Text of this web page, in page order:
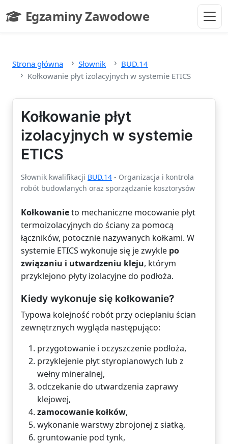
Egzaminy Zawodowe
- strona główna
Strona główna Słownik
BUD.14
Kołkowanie płyt izolacyjnych w systemie ETICS
Kołkowanie płyt
izolacyjnych w systemie
ETICS
Słownik kwalifikacji BUD.14 - Organizacja i kontrola
robót budowlanych oraz sporządzanie kosztorysów
Kołkowanieto mechaniczne mocowanie płyt
termoizolacyjnych do ściany za pomocą
łączników, potocznie nazywanych kołkami. W
systemie ETICS wykonuje się je zwykle po
związaniu i utwardzeniu kleju, którym
przyklejono płyty izolacyjne do podłoża.
Kiedy wykonuje się kołkowanie?
Typowa kolejność robót przy ocieplaniu ścian
zewnętrznych wygląda następująco:
przygotowanie i oczyszczenie podłoża,
przyklejenie płyt styropianowych lub z
wełny mineralnej,
odczekanie do utwardzenia zaprawy
klejowej,
zamocowanie kołków,
wykonanie warstwy zbrojonej z siatką,
gruntowanie pod tynk,